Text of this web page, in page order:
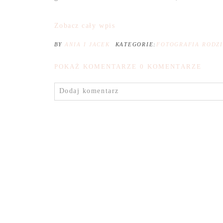
Zobacz cały wpis
BYANIA I JACEK KATEGORIE: FOTOGRAFIA
POKAŻ KOMENTARZE 0 KOMENTARZE
Dodaj komentarz